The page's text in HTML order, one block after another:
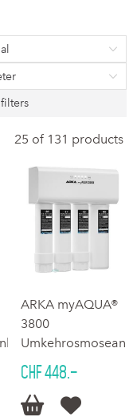
25 of 131 products
ARKA myAQUA®
3800
CHF 448.–
 